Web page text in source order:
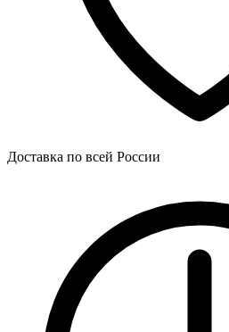
Доставка по всей России